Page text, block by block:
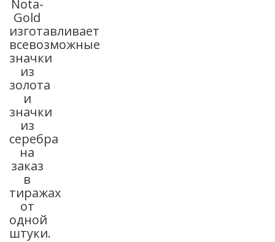
Nota-
Gold
изготавливает
всевозможные
значки
из
золота
и
значки
из
серебра
на
заказ
в
тиражах
от
одной
штуки.